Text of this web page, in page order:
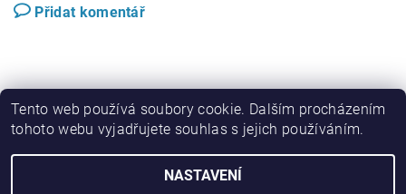
Přidat komentář
Tento web používá soubory cookie. Dalším procházením
tohoto webu vyjadřujete souhlas s jejich používáním.
NASTAVENÍ